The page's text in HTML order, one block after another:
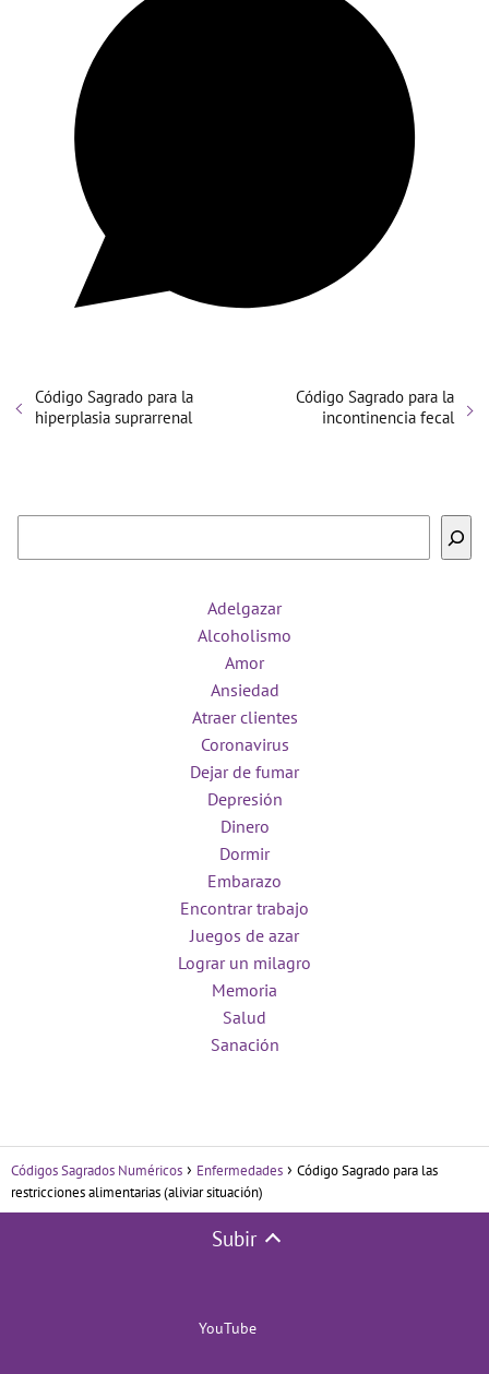
Código Sagrado para la
hiperplasia suprarrenal
Código Sagrado para la
incontinencia fecal
Adelgazar
Alcoholismo
Amor
Ansiedad
Atraer clientes
Coronavirus
Dejar de fumar
Depresión
Dinero
Dormir
Embarazo
Encontrar trabajo
Juegos de azar
Lograr un milagro
Memoria
Salud
Sanación
Códigos Sagrados Numéricos Enfermedades
Código Sagrado para las
restricciones alimentarias (aliviar situación)
Subir
YouTube